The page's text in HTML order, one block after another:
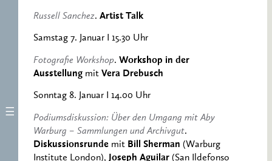
Russell Sanchez. Artist Talk
Samstag 7. Januar I 15.30 Uhr
Fotografie Workshop. Workshop in der
Ausstellung mit Vera Drebusch
Sonntag 8. Januar I 14.00 Uhr
Podiumsdiskussion: Über den Umgang mit Aby
Warburg – Sammlungen und Archivgut.
Diskussionsrunde mit Bill Sherman (Warburg
Institute London), Joseph Aguilar (San Ildefonso